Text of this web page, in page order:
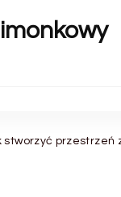
stworzyć przestrzeń